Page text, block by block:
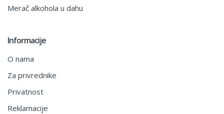
Merač alkohola u dahu
Informacije
O nama
Za privrednike
Privatnost
Reklamacije